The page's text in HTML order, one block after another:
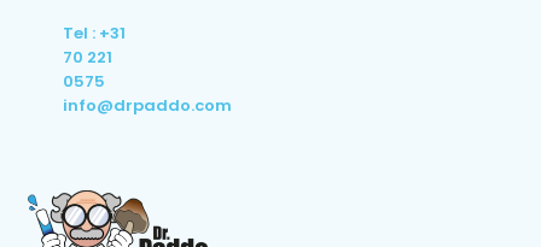
Tel : +31
70 221
0575
info@drpaddo.com